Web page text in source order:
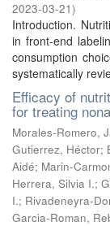
2023-03-21)
Introduction.
in front-end
consumption
systematically
Efficacy of
for treating
Morales-Romero,
Gutierrez, Héctor;
Aidé; Marin-
Herrera, Silvia I.;
I.; Rivadeneyra-
Garcia-Roman,